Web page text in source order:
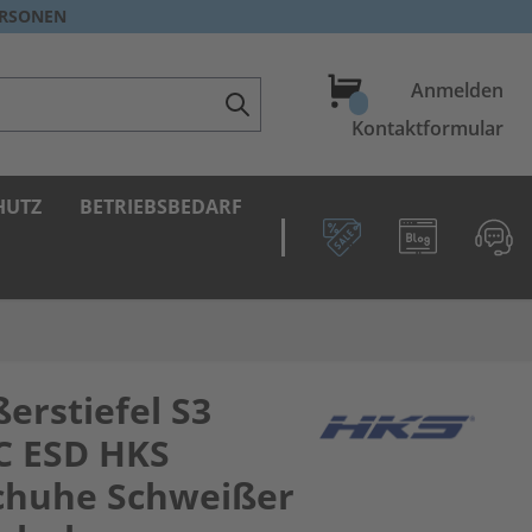
WarenkorbAnmelden
Kontaktformular
BETRIEBSBEDARF
S3
ESD HKS
Schweißer